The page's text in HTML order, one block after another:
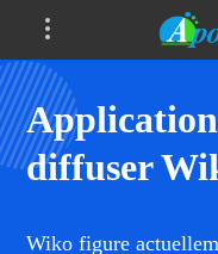
diffuser
Wiko figure